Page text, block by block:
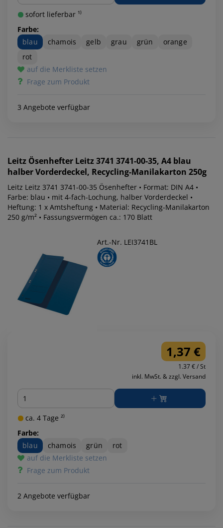
sofort lieferbar ¹⁾
Farbe:
blau
chamois gelb grau grün
orange
rot
auf die Merkliste setzen
Frage zum Produkt
3 Angebote verfügbar
Leitz Ösenhefter Leitz 3741 3741-00-35, A4 blau
halber Vorderdeckel, Recycling-Manilakarton 250g
Leitz Leitz 3741 3741-00-35 Ösenhefter • Format: DIN A4 •
Farbe: blau • mit 4-fach-Lochung, halber Vorderdeckel •
Heftung: 1 x Amtsheftung • Material: Recycling-Manilakarton
250 g/m² • Fassungsvermögen ca.: 170 Blatt
Art.-Nr. LEI3741BL
1,37 €
1.37 € / St
inkl. MwSt. & zzgl. Versand
Menge
ca. 4 Tage ²⁾
Farbe:
blau
chamois grün
rot
auf die Merkliste setzen
Frage zum Produkt
2 Angebote verfügbar